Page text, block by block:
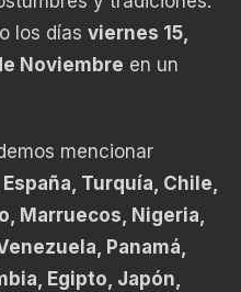
los días viernes 15,
Noviembre en un
mencionar
Turquía, Chile,
Marruecos, Nigeria,
Panamá,
Egipto, Japón,